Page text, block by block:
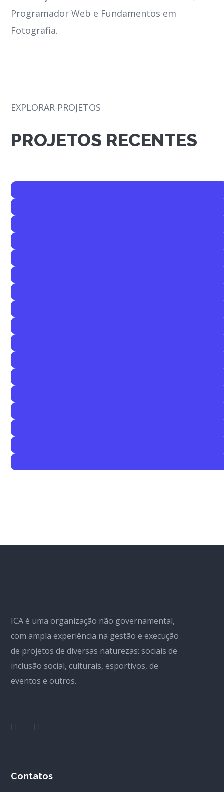
Programador Web e Fundamentos em
Fotografia.
EXPLORAR PROJETOS
PROJETOS RECENTES
ICA é uma organização não governamental,
com ampla experiência na gestão e execução
de projetos de diversas naturezas: sociais de
inclusão social, culturais, esportivos, de
eventos e outros.
Contatos